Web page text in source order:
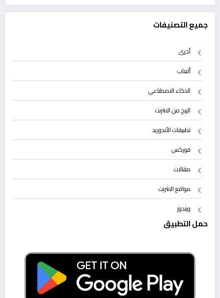
جميع التصنيفات
أخرى
ألعاب
الذكاء الاصطناعي
الربح من الانترنت
تطبيقات الأندوريد
فوركس
مقالات
مواقع الانترنت
ويندوز
حمل التطبيق